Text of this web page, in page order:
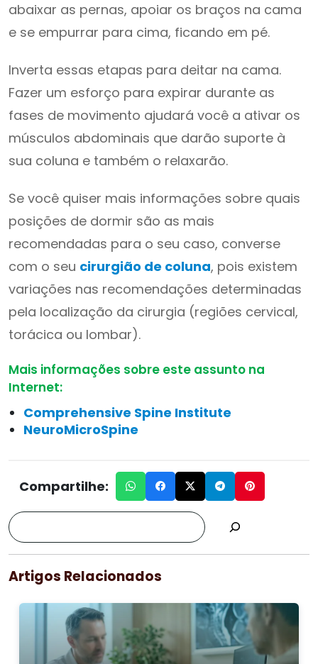
abaixar as pernas, apoiar os braços na cama
e se empurrar para cima, ficando em pé.
Inverta essas etapas para deitar na cama.
Fazer um esforço para expirar durante as
fases de movimento ajudará você a ativar os
músculos abdominais que darão suporte à
sua coluna e também o relaxarão.
Se você quiser mais informações sobre quais
posições de dormir são as mais
recomendadas para o seu caso, converse
com o seu cirurgião de coluna, pois existem
variações nas recomendações determinadas
pela localização da cirurgia (regiões cervical,
torácica ou lombar).
Mais informações sobre este assunto na
Internet:
Comprehensive Spine Institute
NeuroMicroSpine
Compartilhe:
Artigos Relacionados